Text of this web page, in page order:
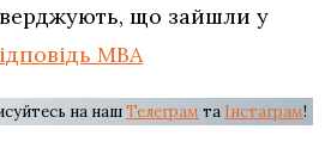
що зайшли у
МВА
на нашТелеграм та Інстаграм!